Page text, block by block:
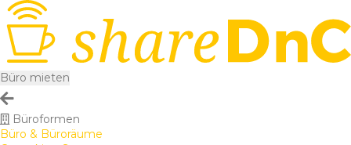
Büro mieten
Büroformen
Büro & Büroräume